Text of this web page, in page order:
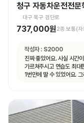
청구 자동차운전전문
대구 북구 검단로
737,000원 2종 보통(자
작성자 : S2000
진짜 좋았어요. 사실 시간
가르쳐주시고 연습도 최대
1번만에 딸 수 있었어요.